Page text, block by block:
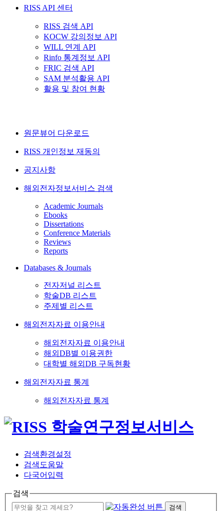
RISS API 센터
RISS 검색 API
KOCW 강의정보 API
WILL 연계 API
Rinfo 통계정보 API
FRIC 검색 API
SAM 분석활용 API
활용 및 참여 현황
원문뷰어 다운로드
RISS 개인정보 재동의
공지사항
해외전자정보서비스 검색
Academic Journals
Ebooks
Dissertations
Conference Materials
Reviews
Reports
Databases & Journals
전자저널 리스트
학술DB 리스트
주제별 리스트
해외전자자료 이용안내
해외전자자료 이용안내
해외DB별 이용권한
대학별 해외DB 구독현황
해외전자자료 통계
해외전자자료 통계
검색환경설정
검색도움말
다국어입력
검색
검색